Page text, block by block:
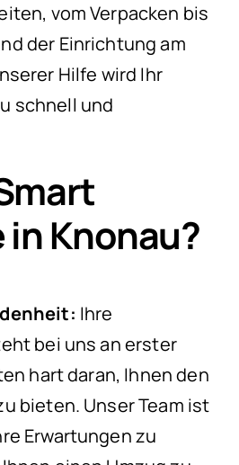
vom Verpacken bis
der Einrichtung am
Hilfe wird Ihr
schnell und
Knonau?
Ihre
bei uns an erster
hart daran, Ihnen den
bieten. Unser Team ist
Erwartungen zu